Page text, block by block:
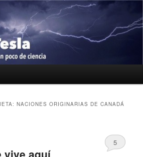
un poco de ciencia
NACIONES ORIGINARIAS DE CANADÁ
5